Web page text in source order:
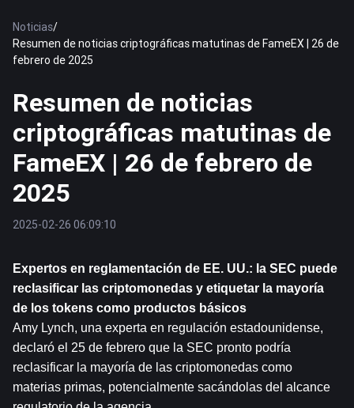
Noticias/
Resumen de noticias criptográficas matutinas de FameEX | 26 de
febrero de 2025
Resumen de noticias
criptográficas matutinas de
FameEX | 26 de febrero de
2025
2025-02-26 06:09:10
Expertos en reglamentación de EE. UU.: la SEC puede
reclasificar las criptomonedas y etiquetar la mayoría
de los tokens como productos básicos
Amy Lynch, una experta en regulación estadounidense,
declaró el 25 de febrero que la SEC pronto podría
reclasificar la mayoría de las criptomonedas como
materias primas, potencialmente sacándolas del alcance